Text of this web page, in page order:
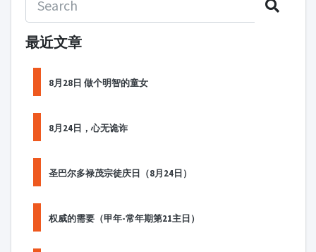
最近文章
8月28日 做个明智的童女
8月24日，心无诡诈
圣巴尔多禄茂宗徒庆日（8月24日）
权威的需要（甲年-常年期第21主日）